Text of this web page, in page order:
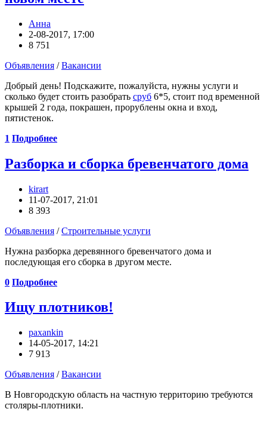
Анна
2-08-2017, 17:00
8 751
Объявления /Вакансии
Добрый день! Подскажите, пожалуйста, нужны услуги и
сколько будет стоить разобрать сруб 6*5, стоит под временной
крышей 2 года, покрашен, прорублены окна и вход,
пятистенок.
1 Подробнее
Разборка и сборка бревенчатого дома
kirart
11-07-2017, 21:01
8 393
Объявления /Строительные услуги
Нужна разборка деревянного бревенчатого дома и
последующая его сборка в другом месте.
0 Подробнее
Ищу плотников!
paxankin
14-05-2017, 14:21
7 913
Объявления /Вакансии
В Новгородскую область на частную территорию требуются
столяры-плотники.